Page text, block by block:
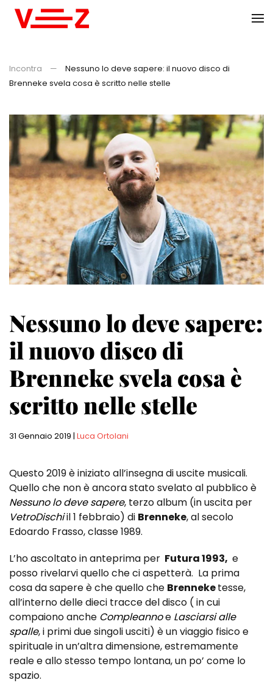
Incontra
Nessuno lo deve sapere: il nuovo disco di
Brenneke svela cosa è scritto nelle stelle
Nessuno lo deve sapere:
il nuovo disco di
Brenneke svela cosa è
scritto nelle stelle
31 Gennaio 2019 | Luca Ortolani
Questo 2019 è iniziato all’insegna di uscite musicali.
Quello che non è ancora stato svelato al pubblico è
Nessuno lo deve sapere, terzo album (in uscita per
VetroDischiil 1 febbraio) di Brenneke, al secolo
Edoardo Frasso, classe 1989.
L’ho ascoltato in anteprima per Futura 1993, e
posso rivelarvi quello che ci aspetterà. La prima
cosa da sapere è che quello che Brenneketesse,
all’interno delle dieci tracce del disco ( in cui
compaiono anche Compleannoe Lasciarsi alle
spalle, i primi due singoli usciti) è un viaggio fisico e
spirituale in un’altra dimensione, estremamente
reale e allo stesso tempo lontana, un po’ come lo
spazio.